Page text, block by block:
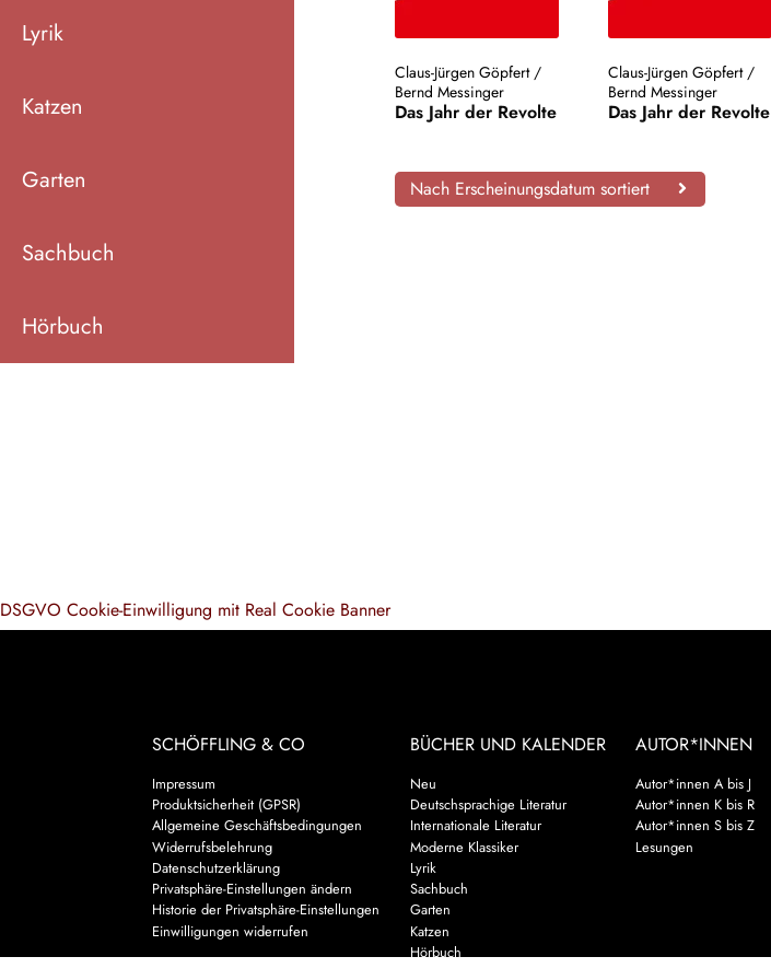
Lyrik
Katzen
Garten
Sachbuch
Hörbuch
Claus-Jürgen Göpfert/
Bernd Messinger
Das Jahr der Revolte
Claus-Jürgen Göpfert/
Bernd Messinger
Das Jahr der Revolte
Nach Erscheinungsdatum sortiert
SCHÖFFLING & CO
Impressum
Produktsicherheit (GPSR)
Allgemeine Geschäftsbedingungen
Widerrufsbelehrung
Datenschutzerklärung
Privatsphäre-Einstellungen ändern
Historie der Privatsphäre-Einstellungen
Einwilligungen widerrufen
BÜCHER UND KALENDER
Neu
Deutschsprachige Literatur
Internationale Literatur
Moderne Klassiker
Lyrik
Sachbuch
Garten
Katzen
Hörbuch
AUTOR*INNEN
Autor*innen A bis J
Autor*innen K bis R
Autor*innen S bis Z
Lesungen
DSGVO Cookie-Einwilligung mit Real Cookie Banner